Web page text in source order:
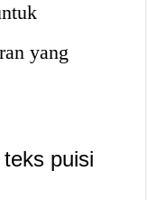
yang
puisi